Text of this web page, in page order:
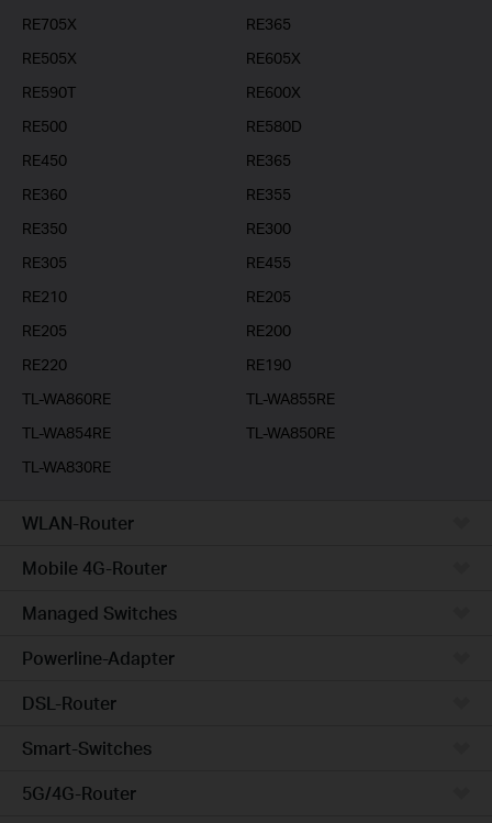
RE705X
RE365
RE505X
RE605X
RE590T
RE600X
RE500
RE580D
RE450
RE365
RE360
RE355
RE350
RE300
RE305
RE455
RE210
RE205
RE205
RE200
RE220
RE190
TL-WA860RE
TL-WA855RE
TL-WA854RE
TL-WA850RE
TL-WA830RE
WLAN-Router
Mobile 4G-Router
Managed Switches
Powerline-Adapter
DSL-Router
Smart-Switches
5G/4G-Router